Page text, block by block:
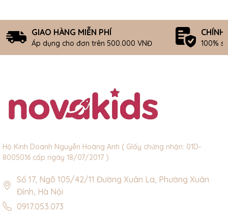
GIAO HÀNG MIỄN PHÍ
Áp dụng cho đơn trên 500.000 VNĐ
CHÍNH
100%
Hộ Kinh Doanh Nguyễn Hoàng Anh ( GIấy chứng nhận: 01D-
8005016 cấp ngày 18/07/2017 )
Số 17, Ngõ 105/42/11 Đường Xuân La, Phường Xuân
Đỉnh, Hà Nội
0917.053.073